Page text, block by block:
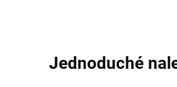
Jednoduché